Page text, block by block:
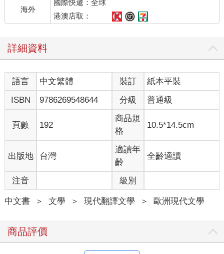
海外
國際快遞：全球
港澳店取：
詳細資料
語言 中文繁體 裝訂
紙本平裝
ISBN
9786269548644 分級 普通級
頁數 192
商品規
格
10.5*14.5cm
出版地 台灣
適讀年
齡
全齡適讀
注音 級別
中文書 ＞ 文學 ＞ 現代翻譯文學 ＞ 歐洲現代文學
商品評價